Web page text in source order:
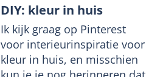
DIY: kleur in huis
Ik kijk graag op Pinterest
voor interieurinspiratie voor
kleur in huis, en misschien